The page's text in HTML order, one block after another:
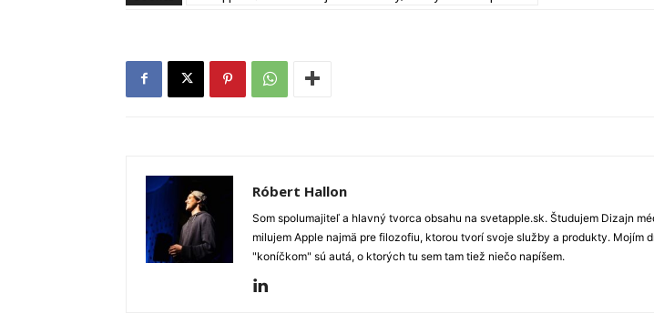
Róbert Hallon
Som spolumajiteľ a hlavný tvorca obsahu na svetapple.sk. Študujem Dizajn
milujem Apple najmä pre filozofiu, ktorou tvorí svoje služby a produkty. Mojím
"koníčkom" sú autá, o ktorých tu sem tam tiež niečo napíšem.